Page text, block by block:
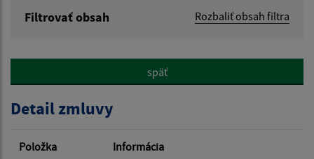
Filtrovať obsah
Rozbaliť obsah filtra
Hľadať v:
späť
Detail zmluvy
Položka Informácia